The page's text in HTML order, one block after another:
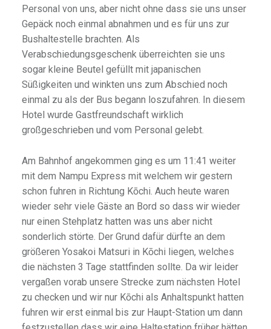
Personal von uns, aber nicht ohne dass sie uns unser
Gepäck noch einmal abnahmen und es für uns zur
Bushaltestelle brachten. Als
Verabschiedungsgeschenk überreichten sie uns
sogar kleine Beutel gefüllt mit japanischen
Süßigkeiten und winkten uns zum Abschied noch
einmal zu als der Bus begann loszufahren. In diesem
Hotel wurde Gastfreundschaft wirklich
großgeschrieben und vom Personal gelebt.
Am Bahnhof angekommen ging es um 11:41 weiter
mit dem Nampu Express mit welchem wir gestern
schon fuhren in Richtung Kōchi. Auch heute waren
wieder sehr viele Gäste an Bord so dass wir wieder
nur einen Stehplatz hatten was uns aber nicht
sonderlich störte. Der Grund dafür dürfte an dem
größeren Yosakoi Matsuri in Kōchi liegen, welches
die nächsten 3 Tage stattfinden sollte. Da wir leider
vergaßen vorab unsere Strecke zum nächsten Hotel
zu checken und wir nur Kōchi als Anhaltspunkt hatten
fuhren wir erst einmal bis zur Haupt-Station um dann